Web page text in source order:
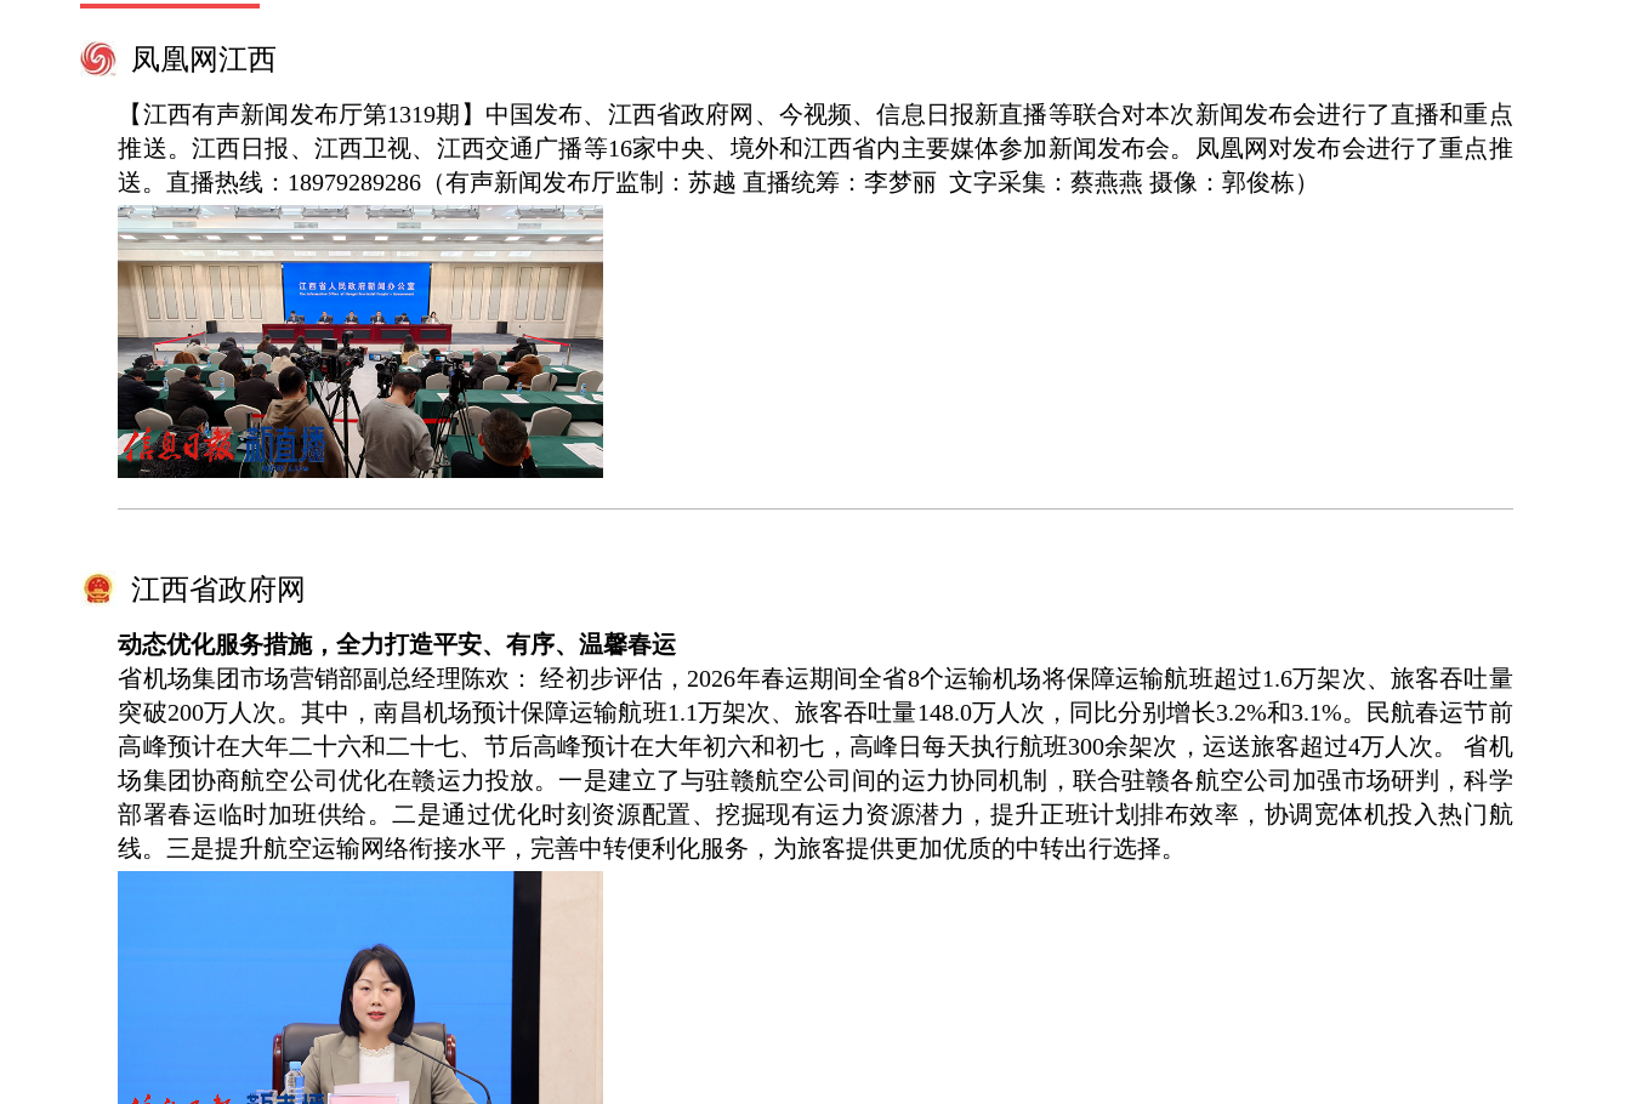
凤凰网江西
【江西有声新闻发布厅第1319期】中国发布、江西省政府网、今视频、信息日报新直播等联合对本次新闻发布会进行了直播和重点
推送。江西日报、江西卫视、江西交通广播等16家中央、境外和江西省内主要媒体参加新闻发布会。凤凰网对发布会进行了重点推
送。直播热线：18979289286（有声新闻发布厅监制：苏越 直播统筹：李梦丽 文字采集：蔡燕燕 摄像：郭俊栋）
江西省政府网
动态优化服务措施，全力打造平安、有序、温馨春运
省机场集团市场营销部副总经理陈欢： 经初步评估，2026年春运期间全省8个运输机场将保障运输航班超过1.6万架次、旅客吞吐量
突破200万人次。其中，南昌机场预计保障运输航班1.1万架次、旅客吞吐量148.0万人次，同比分别增长3.2%和3.1%。民航春运节前
高峰预计在大年二十六和二十七、节后高峰预计在大年初六和初七，高峰日每天执行航班300余架次，运送旅客超过4万人次。 省机
场集团协商航空公司优化在赣运力投放。一是建立了与驻赣航空公司间的运力协同机制，联合驻赣各航空公司加强市场研判，科学
部署春运临时加班供给。二是通过优化时刻资源配置、挖掘现有运力资源潜力，提升正班计划排布效率，协调宽体机投入热门航
线。三是提升航空运输网络衔接水平，完善中转便利化服务，为旅客提供更加优质的中转出行选择。